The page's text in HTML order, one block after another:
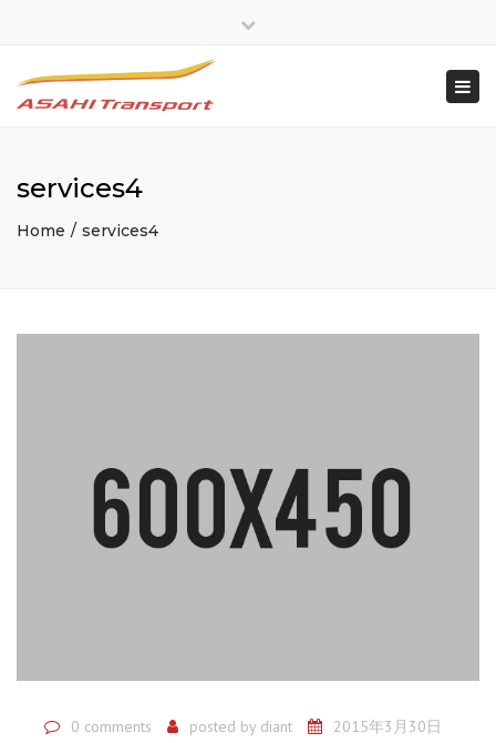
services4
Home services4
0 comments posted by diant 2015年3月30日